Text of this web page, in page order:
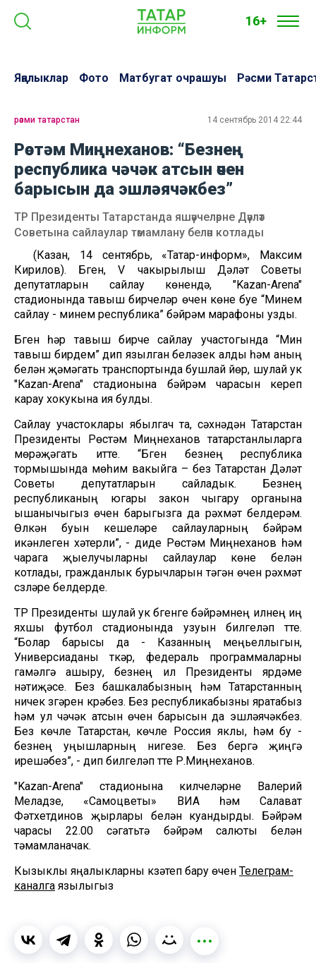
16+
Яңалыклар Фото Матбугат очрашуы Рәсми
рәсми татарстан 14 сентябрь 2014 22:44
Рөстәм Миңнеханов: “Безнең
республика чәчәк атсын өчен
барысын да эшләячәкбез”
ТР Президенты Татарстанда яшәүчеләрне Дәүләт
Советына сайлаулар тәмамлану белән котлады
(Казан, 14 сентябрь, «Татар-информ», Максим
Кирилов). Бүген, V чакырылыш Дәүләт Советы
депутатларын сайлау көнендә, "Kazan-Arena"
стадионында тавыш бирүчеләр өчен көне буе “Минем
сайлау - минем республика” бәйрәм марафоны узды.
Бүген һәр тавыш бирүче сайлау участогында “Мин
тавыш бирдем” дип язылган беләзек алды һәм аның
белән җәмәгать транспортында бушлай йөрү, шулай ук
"Kazan-Arena" стадионына бәйрәм чарасын кереп
карау хокукына ия булды.
Сайлау участоклары ябылгач та, сәхнәдән Татарстан
Президенты Рөстәм Миңнеханов татарстанлыларга
мөрәҗәгать итте. “Бүген безнең республика
тормышында мөһим вакыйга – без Татарстан Дәүләт
Советы депутатларын сайладык. Безнең
республиканың югары закон чыгару органына
ышанычыгыз өчен барыгызга да рәхмәт белдерәм.
Өлкән буын кешеләре сайлауларның бәйрәм
икәнлеген хәтерли”, - диде Рөстәм Миңнеханов һәм
чарага җыелучыларны сайлаулар көне белән
котлады, гражданлык бурычларын үтәгән өчен рәхмәт
сүзләре белдерде.
ТР Президенты шулай ук бүгенге бәйрәмнең илнең иң
яхшы футбол стадионында узуын билгеләп үтте.
“Болар барысы да - Казанның меңьеллыгын,
Универсиаданы үткәрү, федераль программаларны
гамәлгә ашыру, безнең ил Президенты ярдәме
нәтиҗәсе. Без башкалабызның һәм Татарстанның
ничек үзгәрүен күрәбез. Без республикабызны яратабыз
һәм ул чәчәк атсын өчен барысын да эшләячәкбез.
Без көчле Татарстан, көчле Россия яклы, һәм бу -
безнең уңышларның нигезе. Без бергә җиңүгә
ирешәбез”, - дип билгеләп үтте Р.Миңнеханов.
"Kazan-Arena" стадионына килүчеләрне Валерий
Меладзе, «Самоцветы» ВИА һәм Салават
Фәтхетдинов җырлары белән куандырды. Бәйрәм
чарасы 22.00 сәгатьтә бәйрәм салюты белән
тәмамланачак.
Кызыклы яңалыкларны күзәтеп бару өчен Телеграм-
каналга язылыгыз